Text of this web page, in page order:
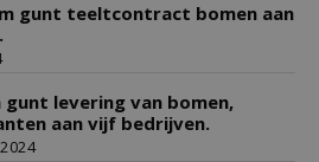
gunt teeltcontract bomen aan
gunt levering van bomen,
aan vijf bedrijven.